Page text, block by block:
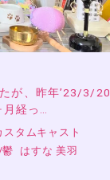
が、昨年’23/3/20
経っ…
スタムキャスト
鬱 はすな 美羽